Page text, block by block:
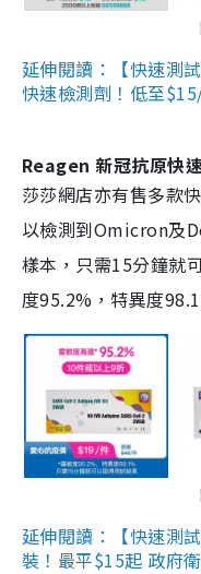
延伸閱讀：【快速測
快速檢測劑！低至
Reagen 新冠抗原快
莎莎網店亦有售多款
以檢測到Omicron及
樣本，只需15分鐘就
度95.2%，特異度
延伸閱讀：【快速測
裝！最平$15起 政府